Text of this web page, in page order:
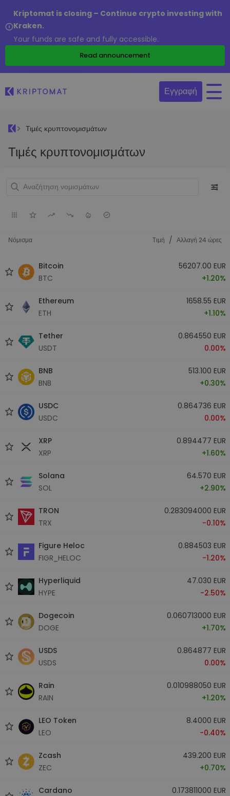
Kriptomat is closing – Continue crypto investing with
Kraken.
Your funds are safe and fully accessible.
Read announcement
Εγγραφή
Τιμές κρυπτονομισμάτων
Τιμές κρυπτονομισμάτων
Νόμισμα Tιμή / Αλλαγή 24 ώρες
Bitcoin
BTC
56207.00 EUR
+1.20%
Ethereum
ETH
1658.55 EUR
+1.10%
Tether
USDT
0.864550 EUR
0.00%
BNB
BNB
513.100 EUR
+0.30%
USDC
USDC
0.864736 EUR
0.00%
XRP
XRP
0.894477 EUR
+1.60%
Solana
SOL
64.570 EUR
+2.90%
TRON
TRX
0.283094000 EUR
-0.10%
Figure Heloc
FIGR_HELOC
0.884503 EUR
-1.20%
Hyperliquid
HYPE
47.030 EUR
-2.50%
Dogecoin
DOGE
0.060713000 EUR
+1.70%
USDS
USDS
0.864877 EUR
0.00%
Rain
RAIN
0.010988050 EUR
+1.20%
LEO Token
LEO
8.4000 EUR
-0.40%
Zcash
ZEC
439.200 EUR
+0.70%
Cardano
0.173811000 EUR